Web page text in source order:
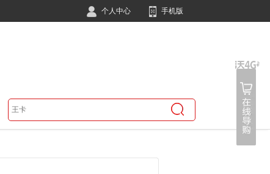
个人中心 手机版